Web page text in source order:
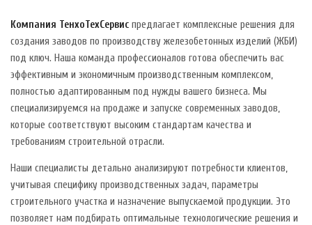
Компания ТенхоТехСервис предлагает комплексные решения для
создания заводов по производству железобетонных изделий (ЖБИ)
под ключ. Наша команда профессионалов готова обеспечить вас
эффективным и экономичным производственным комплексом,
полностью адаптированным под нужды вашего бизнеса. Мы
специализируемся на продаже и запуске современных заводов,
которые соответствуют высоким стандартам качества и
требованиям строительной отрасли.
Наши специалисты детально анализируют потребности клиентов,
учитывая специфику производственных задач, параметры
строительного участка и назначение выпускаемой продукции. Это
позволяет нам подбирать оптимальные технологические решения и